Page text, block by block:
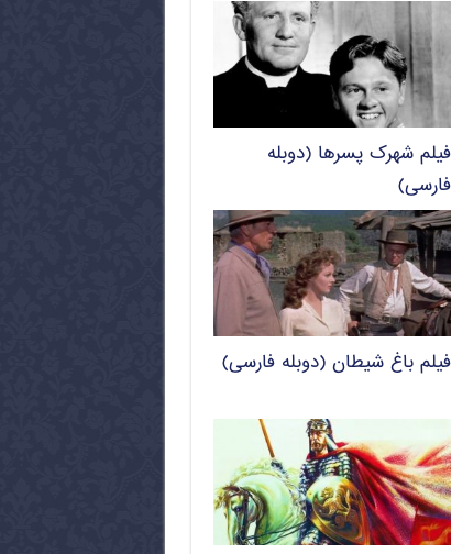
فیلم شهرک پسرها (دوبله
فارسی)
فیلم باغ شیطان (دوبله فارسی)